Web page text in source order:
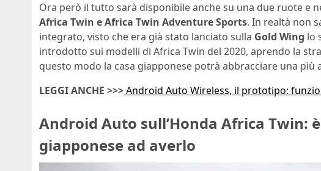
Ora però il tutto sarà disponibile anche su una due ruote e
Africa Twin e Africa Twin Adventure Sports. In realtà non
integrato, visto che era già stato lanciato sulla Gold Wing lo
introdotto sui modelli di Africa Twin del 2020, aprendo la
questo modo la casa giapponese potrà abbracciare una più
LEGGI ANCHE >>>Android Auto Wireless, il prototipo:
Android Auto sull’Honda Africa Twin:
giapponese ad averlo